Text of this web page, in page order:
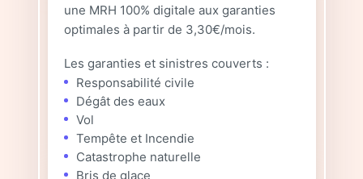
une MRH 100% digitale aux garanties
optimales à partir de 3,30€/mois.
Les garanties et sinistres couverts :
Responsabilité civile
Dégât des eaux
Vol
Tempête et Incendie
Catastrophe naturelle
Bris de glace